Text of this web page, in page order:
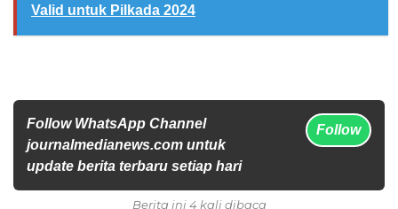
Valid untuk Pilkada 2024
Follow WhatsApp Channel
journalmedianews.com untuk
update berita terbaru setiap hari
Follow
Berita ini 4 kali dibaca